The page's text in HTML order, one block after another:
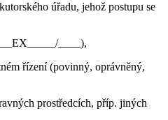
úřadu, jehož postupu se
____),
řízení (povinný, oprávněný,
prostředcích, příp. jiných